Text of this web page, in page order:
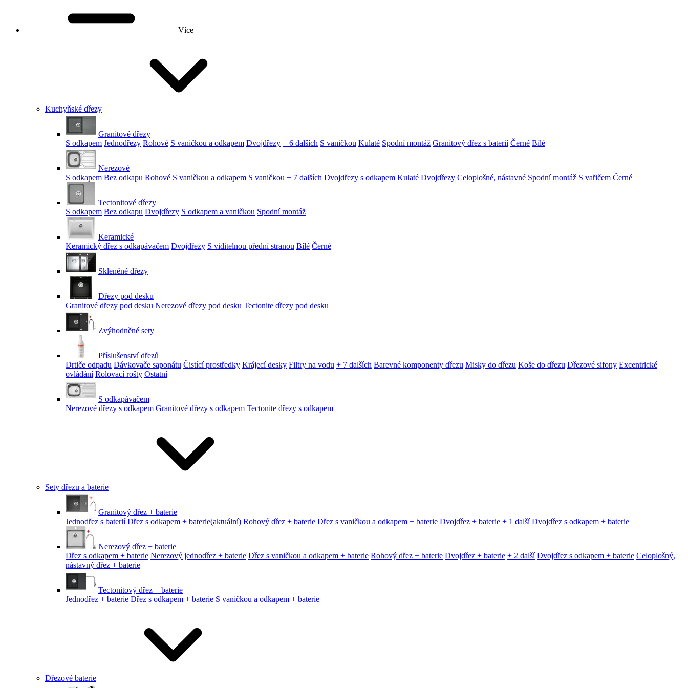
Více
Kuchyňské dřezy
Granitové dřezy
S odkapem Jednodřezy Rohové S vaničkou a odkapem Dvojdřezy + 6 dalších S vaničkou Kulaté Spodní montáž Granitový dřez s baterií Černé Bílé
Nerezové
S odkapem Bez odkapu Rohové S vaničkou a odkapem S vaničkou + 7 dalších Dvojdřezy s odkapem Kulaté Dvojdřezy Celoplošné, nástavné Spodní montáž S vařičem Černé
Tectonitové dřezy
S odkapem Bez odkapu Dvojdřezy S odkapem a vaničkou Spodní montáž
Keramické
Keramický dřez s odkapávačem Dvojdřezy S viditelnou přední stranou Bílé Černé
Skleněné dřezy
Dřezy pod desku
Granitové dřezy pod desku Nerezové dřezy pod desku Tectonite dřezy pod desku
Zvýhodněné sety
Příslušenství dřezů
Drtiče odpadu Dávkovače saponátu Čistící prostředky Krájecí desky Filtry na vodu + 7 dalších Barevné komponenty dřezu Misky do dřezu Koše do dřezu Dřezové sifony Excentrické
ovládání Rolovací rošty Ostatní
S odkapávačem
Nerezové dřezy s odkapem Granitové dřezy s odkapem Tectonite dřezy s odkapem
Sety dřezu a baterie
Granitový dřez + baterie
Jednodřez s baterií Dřez s odkapem + baterie(aktuální) Rohový dřez + baterie Dřez s vaničkou a odkapem + baterie Dvojdřez + baterie + 1 další Dvojdřez s odkapem + baterie
Nerezový dřez + baterie
Dřez s odkapem + baterie Nerezový jednodřez + baterie Dřez s vaničkou a odkapem + baterie Rohový dřez + baterie Dvojdřez + baterie + 2 další Dvojdřez s odkapem + baterie Celoplošný,
nástavný dřez + baterie
Tectonitový dřez + baterie
Jednodřez + baterie Dřez s odkapem + baterie S vaničkou a odkapem + baterie
Dřezové baterie